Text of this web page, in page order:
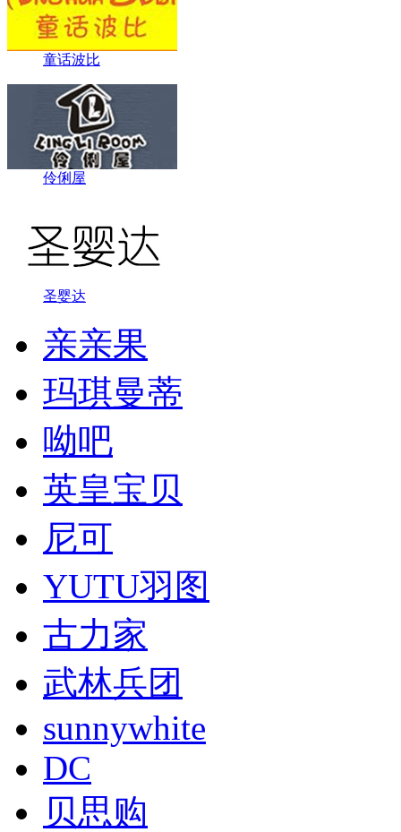
童话波比
伶俐屋
圣婴达
亲亲果
玛琪曼蒂
呦吧
英皇宝贝
尼可
YUTU羽图
古力家
武林兵团
sunnywhite
DC
贝思购